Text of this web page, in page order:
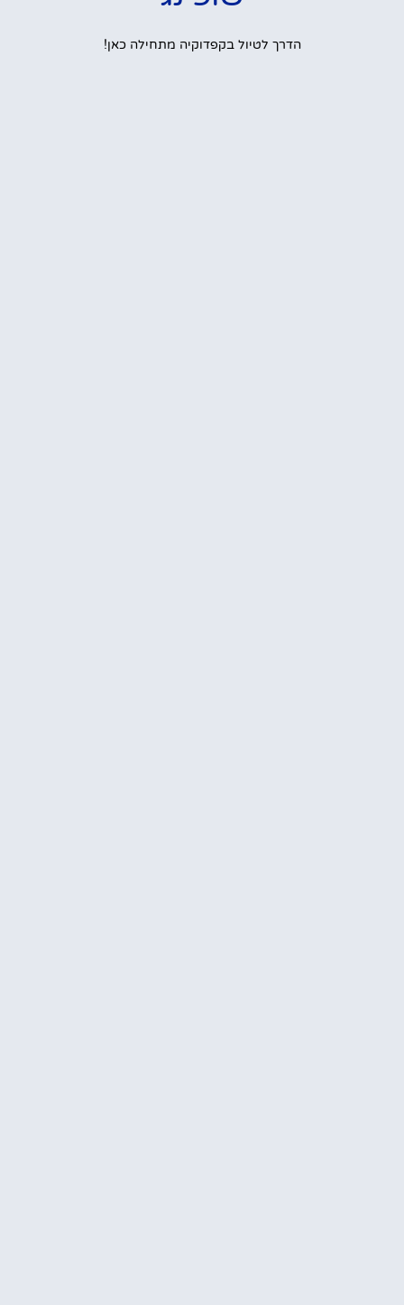
הדרך לטיול בקפדוקיה מתחילה כאן!